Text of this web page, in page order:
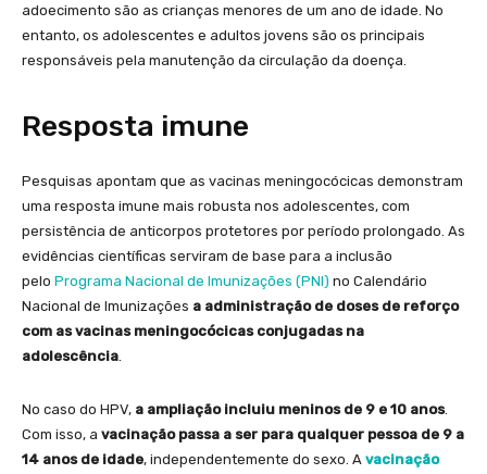
adoecimento são as crianças menores de um ano de idade. No
entanto, os adolescentes e adultos jovens são os principais
responsáveis pela manutenção da circulação da doença.
Resposta imune
Pesquisas apontam que as vacinas meningocócicas demonstram
uma resposta imune mais robusta nos adolescentes, com
persistência de anticorpos protetores por período prolongado. As
evidências científicas serviram de base para a inclusão
pelo Programa Nacional de Imunizações (PNI) no Calendário
Nacional de Imunizações a administração de doses de reforço
com as vacinas meningocócicas conjugadas na
adolescência
No caso do HPV, a ampliação incluiu meninos de 9 e 10 anos.
Com isso, a vacinação passa a ser para qualquer pessoa de 9 a
14 anos de idade, independentemente do sexo. A vacinação